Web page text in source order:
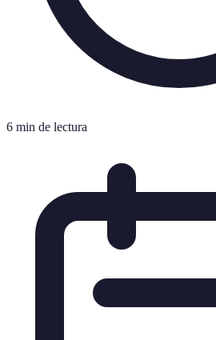
6 min de lectura